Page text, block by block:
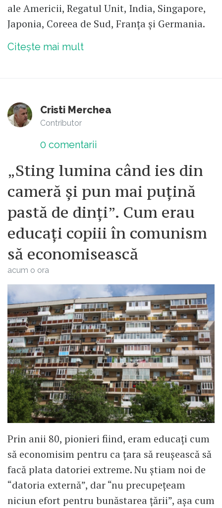
ale Americii, Regatul Unit, India, Singapore,
Japonia, Coreea de Sud, Franța și Germania.
Citește mai mult
Cristi Merchea
Contributor
0 comentarii
„Sting lumina când ies din
cameră și pun mai puțină
pastă de dinți”. Cum erau
educați copiii în comunism
să economisească
acum o ora
Prin anii 80, pionieri fiind, eram educați cum
să economisim pentru ca țara să reușească să
facă plata datoriei extreme. Nu știam noi de
“datoria externă”, dar “nu precupețeam
niciun efort pentru bunăstarea țării”, așa cum